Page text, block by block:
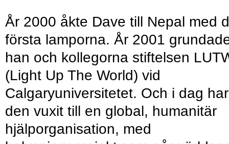
År 2000 åkte Dave till Nepal med
första lamporna. År 2001
han och kollegorna stiftelsen
(Light Up The World) vid
Calgaryuniversitetet. Och i dag har
den vuxit till en global, humanitär
hjälporganisation, med